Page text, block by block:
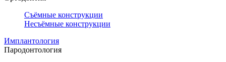
Съёмные конструкции
Несъёмные конструкции
Имплантология
Пародонтология